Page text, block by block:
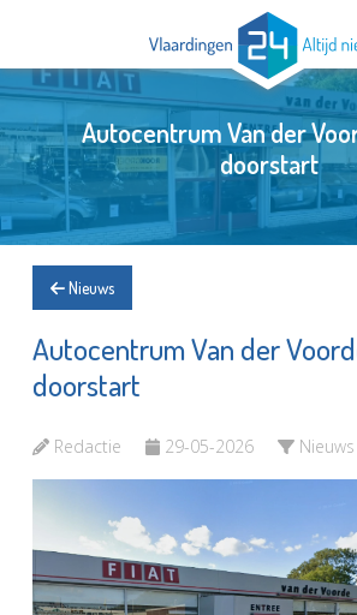
Autocentrum Van der
doorstart
Nieuws
Autocentrum Van der
doorstart
Redactie 29-05-2026 Nieuws